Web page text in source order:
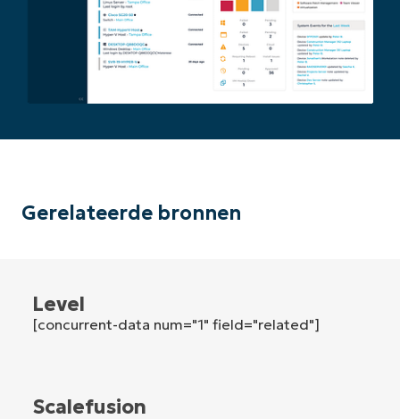
Gerelateerde bronnen
Level
[concurrent-data num="1" field="related"]
Scalefusion
Company
name*